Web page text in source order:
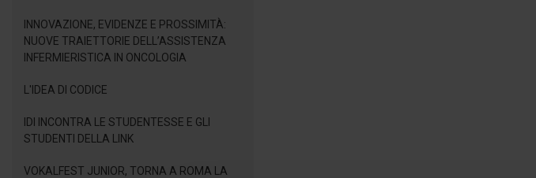
INNOVAZIONE, EVIDENZE E PROSSIMITÀ:
NUOVE TRAIETTORIE DELL’ASSISTENZA
INFERMIERISTICA IN ONCOLOGIA
L'IDEA DI CODICE
IDI INCONTRA LE STUDENTESSE E GLI
STUDENTI DELLA LINK
VOKALFEST JUNIOR, TORNA A ROMA LA